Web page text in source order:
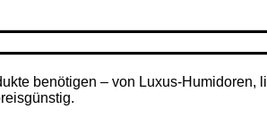
benötigen – von Luxus-Humidoren,